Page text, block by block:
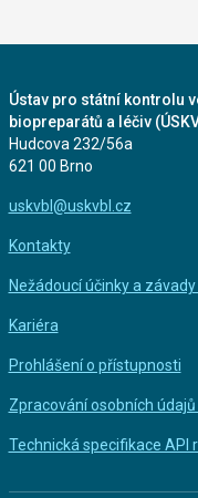
Ústav pro státní kontrolu
biopreparátů a léčiv
Hudcova 232/56a
621 00 Brno
uskvbl@uskvbl.cz
Kontakty
Nežádoucí účinky a
Kariéra
Prohlášení o přístupnosti
Zpracování osobních
Technická specifikace API